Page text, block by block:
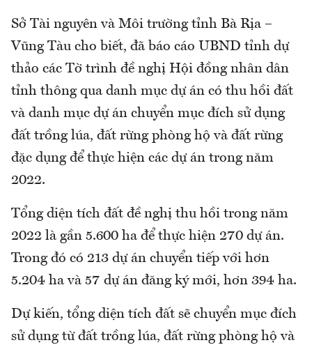
Sở Tài nguyên và Môi trường tỉnh Bà Rịa –
Vũng Tàu cho biết, đã báo cáo UBND tỉnh dự
thảo các Tờ trình đề nghị Hội đồng nhân dân
tỉnh thông qua danh mục dự án có thu hồi đất
và danh mục dự án chuyển mục đích sử dụng
đất trồng lúa, đất rừng phòng hộ và đất rừng
đặc dụng để thực hiện các dự án trong năm
2022.
Tổng diện tích đất đề nghị thu hồi trong năm
2022 là gần 5.600 ha để thực hiện 270 dự án.
Trong đó có 213 dự án chuyển tiếp với hơn
5.204 ha và 57 dự án đăng ký mới, hơn 394 ha.
Dự kiến, tổng diện tích đất sẽ chuyển mục đích
sử dụng từ đất trồng lúa, đất rừng phòng hộ và